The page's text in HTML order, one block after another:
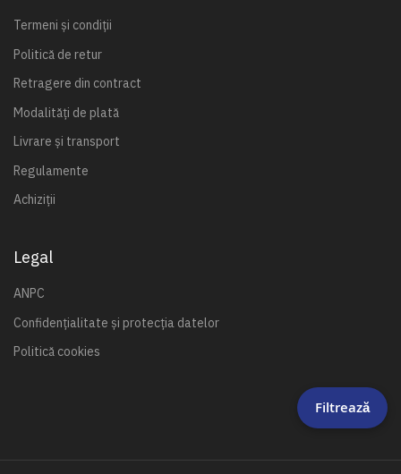
Termeni și condiții
Politică de retur
Retragere din contract
Modalități de plată
Livrare și transport
Regulamente
Achiziții
Legal
ANPC
Confidențialitate și protecția datelor
Politică cookies
Filtrează